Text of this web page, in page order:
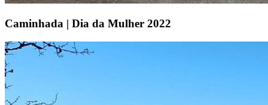
Caminhada | Dia da Mulher 2022